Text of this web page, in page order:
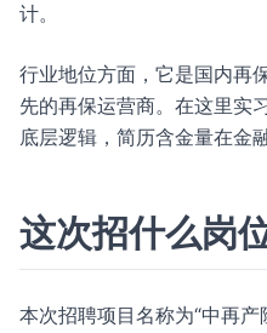
计。
行业地位方面，它是国内再
先的再保运营商。在这里实
底层逻辑，简历含金量在金
这次招什么岗
本次招聘项目名称为“中再